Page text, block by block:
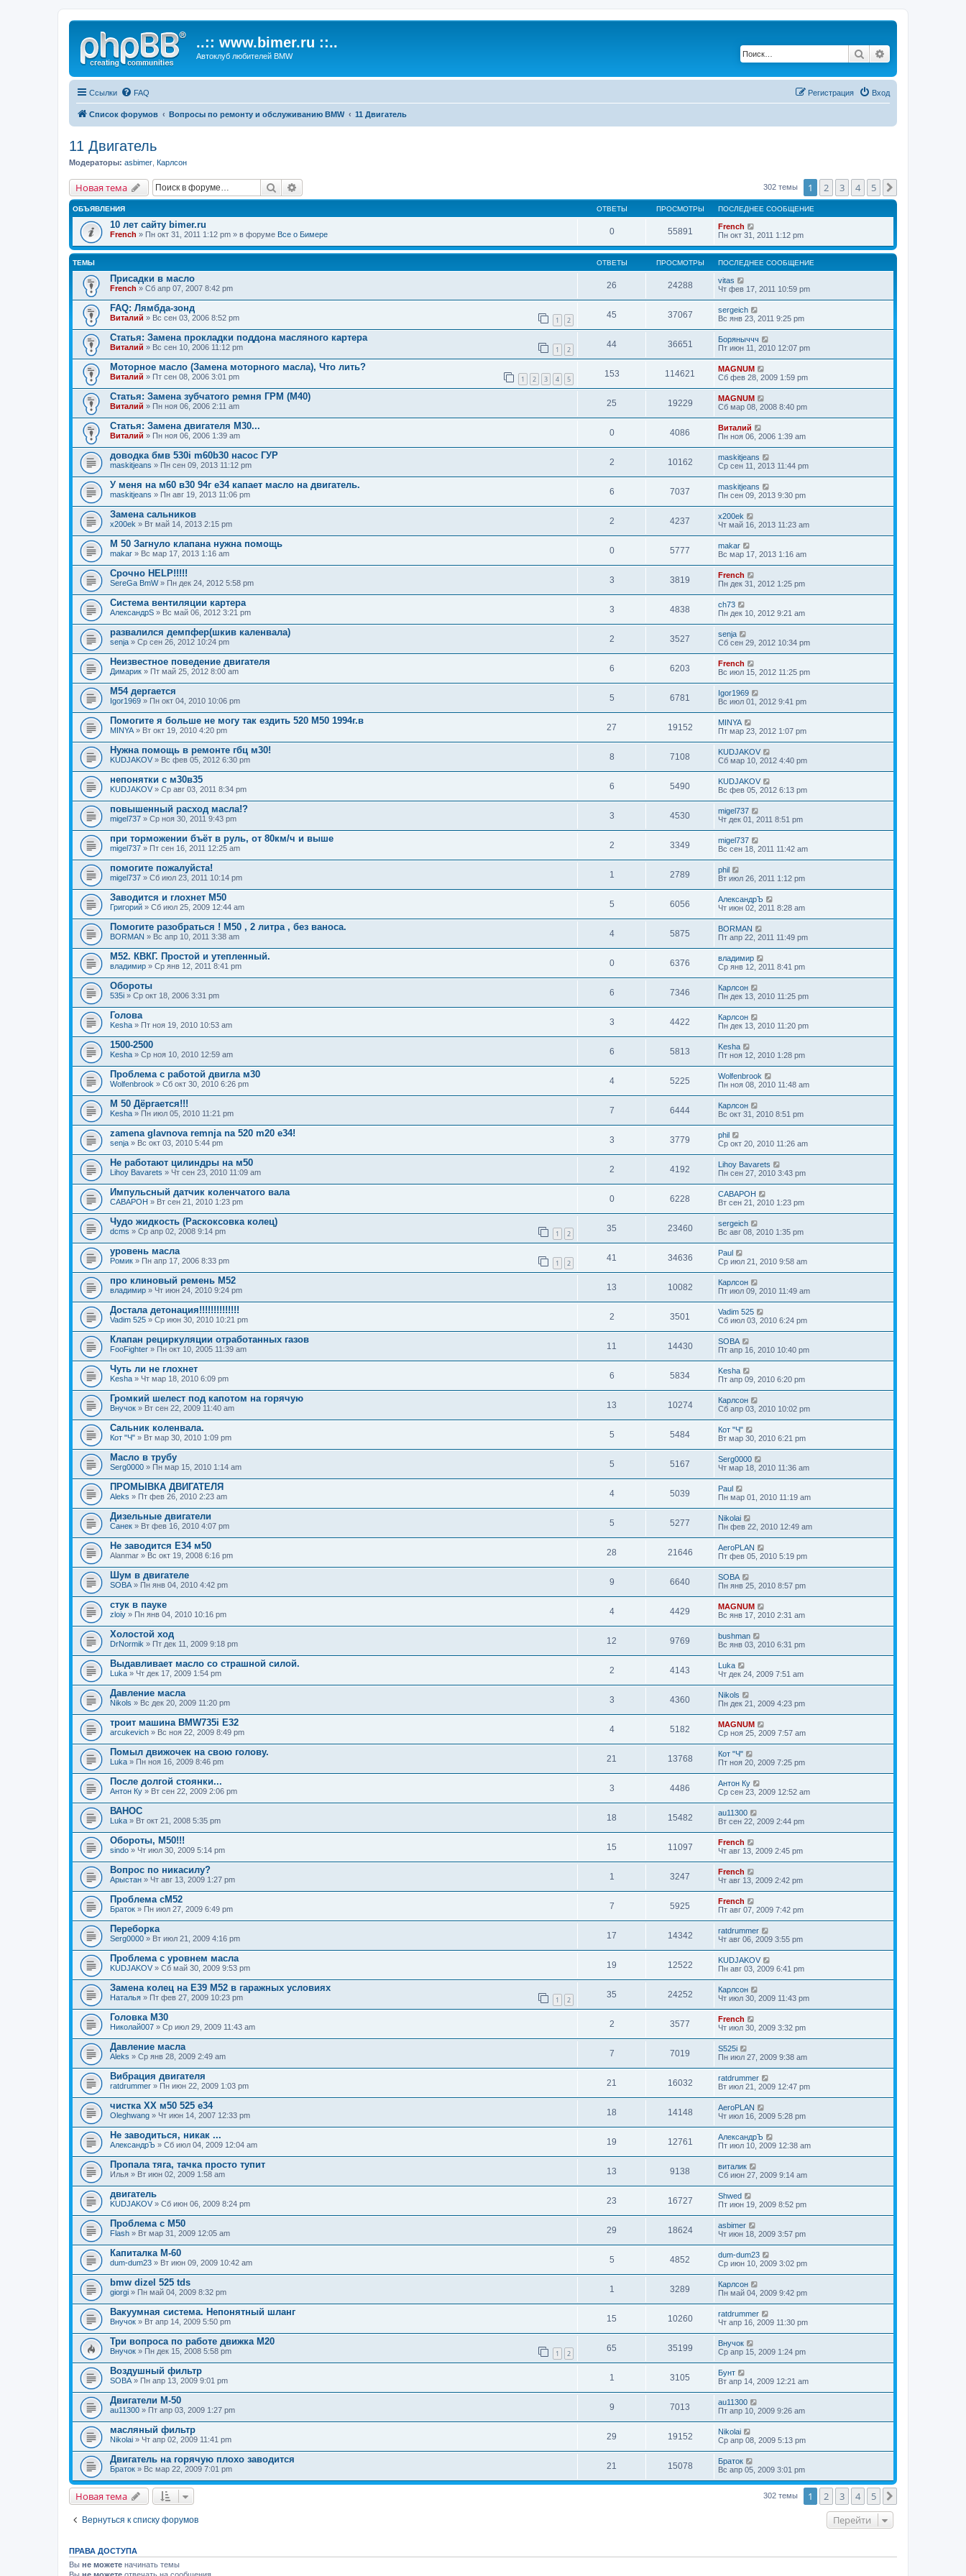
..:: www.bimer.ru ::..
Автоклуб любителей BMW Поиск
Ссылки FAQ Вход
Регистрация
Список форумов Вопросы по ремонту и обслуживанию BMW 11 Двигатель
11 Двигатель
Модераторы: asbimer Карлсон
Новая тема Поиск 302 темы 1 2 3 4 5
ОБЪЯВЛЕНИЯ ОТВЕТЫ ПРОСМОТРЫ ПОСЛЕДНЕЕ СООБЩЕНИЕ
10 лет сайту bimer.ru
French » Пн окт 31, 2011 1:12 pm » в форуме Все о Бимере 0 55891
French
Пн окт 31, 2011 1:12 pm
ТЕМЫ ОТВЕТЫ ПРОСМОТРЫ ПОСЛЕДНЕЕ СООБЩЕНИЕ
Присадки в масло
French » Сб апр 07, 2007 8:42 pm 26 24288
vitas
Чт фев 17, 2011 10:59 pm
FAQ: Лямбда-зонд
Виталий » Вс сен 03, 2006 8:52 pm 1 2
45 37067
sergeich
Вс янв 23, 2011 9:25 pm
Статья: Замена прокладки поддона масляного картера
Виталий » Вс сен 10, 2006 11:12 pm 1 2
44 36651
Боряныччч
Пт июн 11, 2010 12:07 pm
Моторное масло (Замена моторного масла), Что лить?
Виталий » Пт сен 08, 2006 3:01 pm 1 2 3 4 5
153 114621
MAGNUM
Сб фев 28, 2009 1:59 pm
Статья: Замена зубчатого ремня ГРМ (М40)
Виталий » Пн ноя 06, 2006 2:11 am 25 19229
MAGNUM
Сб мар 08, 2008 8:40 pm
Статья: Замена двигателя М30...
Виталий » Пн ноя 06, 2006 1:39 am 0 4086
Виталий
Пн ноя 06, 2006 1:39 am
доводка бмв 530i m60b30 насос ГУР
maskitjeans » Пн сен 09, 2013 11:12 pm 2 10162
maskitjeans
Ср сен 11, 2013 11:44 pm
У меня на м60 в30 94г е34 капает масло на двигатель.
maskitjeans » Пн авг 19, 2013 11:06 pm 6 7037
maskitjeans
Пн сен 09, 2013 9:30 pm
Замена сальников
x200ek » Вт май 14, 2013 2:15 pm 2 4237
x200ek
Чт май 16, 2013 11:23 am
M 50 Загнуло клапана нужна помощь
makar » Вс мар 17, 2013 1:16 am 0 5777
makar
Вс мар 17, 2013 1:16 am
Срочно HELP!!!!!
SereGa BmW» Пн дек 24, 2012 5:58 pm 3 3819
French
Пн дек 31, 2012 1:25 pm
Система вентиляции картера
АлександрS » Вс май 06, 2012 3:21 pm 3 4838
ch73
Пн дек 10, 2012 9:21 am
развалился демпфер(шкив каленвала)
senja » Ср сен 26, 2012 10:24 pm 2 3527
senja
Сб сен 29, 2012 10:34 pm
Неизвестное поведение двигателя
Димарик » Пт май 25, 2012 8:00 am 6 6203
French
Вс июл 15, 2012 11:25 pm
M54 дергается
Igor1969 » Пн окт 04, 2010 10:06 pm 5 6781
Igor1969
Вс июл 01, 2012 9:41 pm
Помогите я больше не могу так ездить 520 M50 1994г.в
MINYA » Вт окт 19, 2010 4:20 pm 27 19152
MINYA
Пт мар 23, 2012 1:07 pm
Нужна помощь в ремонте гбц м30!
KUDJAKOV » Вс фев 05, 2012 6:30 pm 8 7108
KUDJAKOV
Сб мар 10, 2012 4:40 pm
непонятки с м30в35
KUDJAKOV » Ср авг 03, 2011 8:34 pm 6 5490
KUDJAKOV
Вс фев 05, 2012 6:13 pm
повышенный расход масла!?
migel737 » Ср ноя 30, 2011 9:43 pm 3 4530
migel737
Чт дек 01, 2011 8:51 pm
при торможении бъёт в руль, от 80км/ч и выше
migel737 » Пт сен 16, 2011 12:25 am 2 3349
migel737
Вс сен 18, 2011 11:42 am
помогите пожалуйста!
migel737 » Сб июл 23, 2011 10:14 pm 1 2789
phil
Вт июл 26, 2011 1:12 pm
Заводится и глохнет М50
Григорий » Сб июл 25, 2009 12:44 am 5 6056
АлександрЪ
Чт июн 02, 2011 8:28 am
Помогите разобраться ! М50 , 2 литра , без ваноса.
BORMAN » Вс апр 10, 2011 3:38 am 4 5875
BORMAN
Пт апр 22, 2011 11:49 pm
М52. КВКГ. Простой и утепленный.
владимир » Ср янв 12, 2011 8:41 pm 0 6376
владимир
Ср янв 12, 2011 8:41 pm
Обороты
535i » Ср окт 18, 2006 3:31 pm 6 7346
Карлсон
Пн дек 13, 2010 11:25 pm
Голова
Kesha » Пт ноя 19, 2010 10:53 am 3 4422
Карлсон
Пн дек 13, 2010 11:20 pm
1500-2500
Kesha » Ср ноя 10, 2010 12:59 am 6 5813
Kesha
Пт ноя 12, 2010 1:28 pm
Проблема с работой двигла м30
Wolfenbrook » Сб окт 30, 2010 6:26 pm 4 5225
Wolfenbrook
Пн ноя 08, 2010 11:48 am
М 50 Дёргается!!!
Kesha » Пн июл 05, 2010 11:21 pm 7 6444
Карлсон
Вс окт 31, 2010 8:51 pm
zamena glavnova remnja na 520 m20 e34!
senja » Вс окт 03, 2010 5:44 pm 3 3779
phil
Ср окт 20, 2010 11:26 am
Не работают цилиндры на м50
Lihoy Bavarets » Чт сен 23, 2010 11:09 am 2 4192
Lihoy Bavarets
Пн сен 27, 2010 3:43 pm
Импульсный датчик коленчатого вала
CABAPOH » Вт сен 21, 2010 1:23 pm 0 6228
CABAPOH
Вт сен 21, 2010 1:23 pm
Чудо жидкость (Раскоксовка колец)
dcms » Ср апр 02, 2008 9:14 pm 1 2
35 23460
sergeich
Вс авг 08, 2010 1:35 pm
уровень масла
Ромик » Пн апр 17, 2006 8:33 pm 1 2
41 34636
Paul
Ср июл 21, 2010 9:58 am
про клиновый ремень М52
владимир » Чт июн 24, 2010 9:24 pm 13 10082
Карлсон
Пт июл 09, 2010 11:49 am
Достала детонация!!!!!!!!!!!!!!
Vadim 525 » Ср июн 30, 2010 10:21 pm 2 3501
Vadim 525
Сб июл 03, 2010 6:24 pm
Клапан рециркуляции отработанных газов
FooFighter » Пн окт 10, 2005 11:39 am 11 14430
SOBA
Пт апр 16, 2010 10:40 pm
Чуть ли не глохнет
Kesha » Чт мар 18, 2010 6:09 pm 6 5834
Kesha
Пт апр 09, 2010 6:20 pm
Громкий шелест под капотом на горячую
Внучок » Вт сен 22, 2009 11:40 am 13 10274
Карлсон
Сб апр 03, 2010 10:02 pm
Сальник коленвала.
Кот "Ч" » Вт мар 30, 2010 1:09 pm 5 5484
Кот "Ч"
Вт мар 30, 2010 6:21 pm
Масло в трубу
Serg0000 » Пн мар 15, 2010 1:14 am 5 5167
Serg0000
Чт мар 18, 2010 11:36 am
ПРОМЫВКА ДВИГАТЕЛЯ
Aleks » Пт фев 26, 2010 2:23 am 4 5039
Paul
Пн мар 01, 2010 11:19 am
Дизельные двигатели
Санек » Вт фев 16, 2010 4:07 pm 5 5277
Nikolai
Пн фев 22, 2010 12:49 am
Не заводится Е34 м50
Alanmar » Вс окт 19, 2008 6:16 pm 28 21646
AeroPLAN
Пт фев 05, 2010 5:19 pm
Шум в двигателе
SOBA » Пн янв 04, 2010 4:42 pm 9 6640
SOBA
Пн янв 25, 2010 8:57 pm
стук в пауке
zloiy » Пн янв 04, 2010 10:16 pm 4 4429
MAGNUM
Вс янв 17, 2010 2:31 am
Холостой ход
DrNormik » Пт дек 11, 2009 9:18 pm 12 9769
bushman
Вс янв 03, 2010 6:31 pm
Выдавливает масло со страшной силой.
Luka » Чт дек 17, 2009 1:54 pm 2 4143
Luka
Чт дек 24, 2009 7:51 am
Давление масла
Nikols » Вс дек 20, 2009 11:20 pm 3 4360
Nikols
Пн дек 21, 2009 4:23 pm
троит машина BMW735i E32
arcukevich » Вс ноя 22, 2009 8:49 pm 4 5182
MAGNUM
Ср ноя 25, 2009 7:57 am
Помыл движочек на свою голову.
Luka » Пн ноя 16, 2009 8:46 pm 21 13768
Кот "Ч"
Пт ноя 20, 2009 7:25 pm
После долгой стоянки...
Антон Ку » Вт сен 22, 2009 2:06 pm 3 4486
Антон Ку
Ср сен 23, 2009 12:52 am
ВАНОС
Luka » Вт окт 21, 2008 5:35 pm 18 15482
au11300
Вт сен 22, 2009 2:44 pm
Обороты, М50!!!
sindo » Чт июл 30, 2009 5:14 pm 15 11097
French
Чт авг 13, 2009 2:45 pm
Вопрос по никасилу?
Арыстан » Чт авг 13, 2009 1:27 pm 1 3247
French
Чт авг 13, 2009 2:42 pm
Проблема сМ52
Браток » Пн июл 27, 2009 6:49 pm 7 5925
French
Пт авг 07, 2009 7:42 pm
Переборка
Serg0000 » Вт июл 21, 2009 4:16 pm 17 14342
ratdrummer
Чт авг 06, 2009 3:55 pm
Проблема с уровнем масла
KUDJAKOV » Сб май 30, 2009 9:53 pm 19 12522
KUDJAKOV
Пн авг 03, 2009 6:41 pm
Замена колец на Е39 М52 в гаражных условиях
Наталья » Пт фев 27, 2009 10:23 pm 1 2
35 24252
Карлсон
Чт июл 30, 2009 11:43 pm
Головка М30
Николай007 » Ср июл 29, 2009 11:43 am 2 3577
French
Чт июл 30, 2009 3:32 pm
Давление масла
Aleks » Ср янв 28, 2009 2:49 am 7 7019
S525i
Пн июл 27, 2009 9:38 am
Вибрация двигателя
ratdrummer » Пн июн 22, 2009 1:03 pm 21 16032
ratdrummer
Вт июл 21, 2009 12:47 pm
чистка ХХ м50 525 е34
Oleghwang » Чт июн 14, 2007 12:33 pm 18 14148
AeroPLAN
Чт июл 16, 2009 5:28 pm
Не заводиться, никак ...
АлександрЪ » Сб июл 04, 2009 12:04 am 19 12761
АлександрЪ
Пт июл 10, 2009 12:38 am
Пропала тяга, тачка просто тупит
Илья » Вт июн 02, 2009 1:58 am 13 9138
виталик
Сб июн 27, 2009 9:14 am
двигатель
KUDJAKOV » Сб июн 06, 2009 8:24 pm 23 16727
Shwed
Пт июн 19, 2009 8:52 pm
Проблема с M50
Flash » Вт мар 31, 2009 12:05 am 29 18624
asbimer
Чт июн 18, 2009 3:57 pm
Капиталка М-60
dum-dum23 » Вт июн 09, 2009 10:42 am 5 4852
dum-dum23
Ср июн 10, 2009 3:02 pm
bmw dizel 525 tds
giorgi » Пн май 04, 2009 8:32 pm 1 3289
Карлсон
Пн май 04, 2009 9:42 pm
Вакуумная система. Непонятный шланг
Внучок » Вт апр 14, 2009 5:50 pm 15 10260
ratdrummer
Чт апр 16, 2009 11:30 pm
Три вопроса по работе движка М20
Внучок » Пн дек 15, 2008 5:58 pm 1 2
65 35199
Внучок
Ср апр 15, 2009 1:24 pm
Воздушный фильтр
SOBA » Пн апр 13, 2009 9:01 pm 1 3105
Бунт
Вт апр 14, 2009 12:21 am
Двигатели M-50
au11300 » Пт апр 03, 2009 1:27 pm 9 7013
au11300
Пт апр 10, 2009 9:26 am
масляный фильтр
Nikolai » Чт апр 02, 2009 11:41 pm 29 19152
Nikolai
Ср апр 08, 2009 5:13 pm
Двигатель на горячую плохо заводится
Браток » Вс мар 22, 2009 7:01 pm 21 15078
Браток
Вс апр 05, 2009 3:01 pm
Новая тема 302 темы 1 2 3 4 5
Вернуться к списку форумов Перейти
ПРАВА ДОСТУПА
Вы не можете начинать темы